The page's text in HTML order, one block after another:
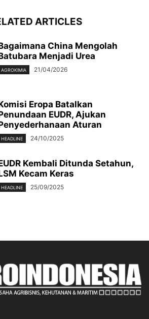
ARTICLES
China Mengolah
Menjadi Urea
AGROKIMIA 21/04/2026
Eropa Batalkan
EUDR, Ajukan
Aturan
HEADLINE 24/10/2025
Kembali Ditunda Setahun,
Kecam Keras
HEADLINE 25/09/2025